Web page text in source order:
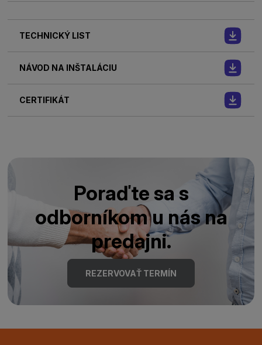
TECHNICKÝ LIST
NÁVOD NA INŠTALÁCIU
CERTIFIKÁT
Poraďte sa s
odborníkom u nás na
predajni.
REZERVOVAŤ TERMÍN